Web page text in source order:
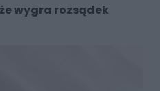
wygra rozsądek